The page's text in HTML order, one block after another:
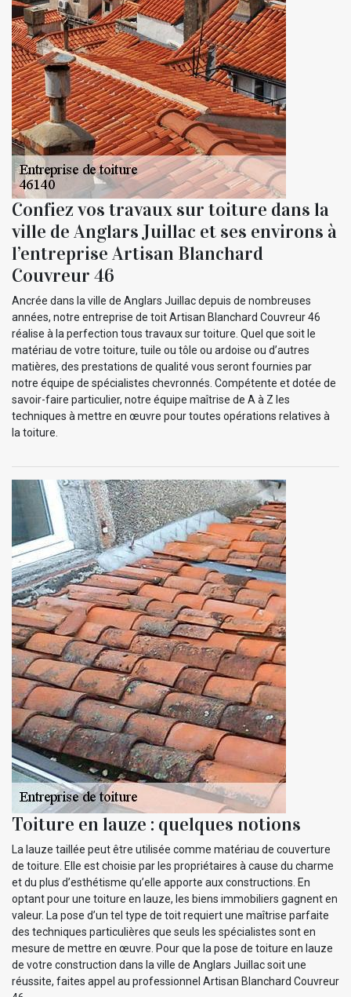
Confiez vos travaux sur toiture dans la
ville de Anglars Juillac et ses environs à
l’entreprise Artisan Blanchard
Couvreur 46
Ancrée dans la ville de Anglars Juillac depuis de nombreuses
années, notre entreprise de toit Artisan Blanchard Couvreur 46
réalise à la perfection tous travaux sur toiture. Quel que soit le
matériau de votre toiture, tuile ou tôle ou ardoise ou d’autres
matières, des prestations de qualité vous seront fournies par
notre équipe de spécialistes chevronnés. Compétente et dotée de
savoir-faire particulier, notre équipe maîtrise de A à Z les
techniques à mettre en œuvre pour toutes opérations relatives à
la toiture.
Toiture en lauze : quelques notions
La lauze taillée peut être utilisée comme matériau de couverture
de toiture. Elle est choisie par les propriétaires à cause du charme
et du plus d’esthétisme qu’elle apporte aux constructions. En
optant pour une toiture en lauze, les biens immobiliers gagnent en
valeur. La pose d’un tel type de toit requiert une maîtrise parfaite
des techniques particulières que seuls les spécialistes sont en
mesure de mettre en œuvre. Pour que la pose de toiture en lauze
de votre construction dans la ville de Anglars Juillac soit une
réussite, faites appel au professionnel Artisan Blanchard Couvreur